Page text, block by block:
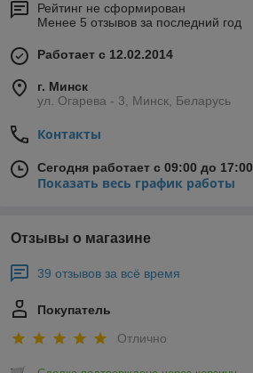
Рейтинг не сформирован
Менее 5 отзывов за последний год
Работает с 12.02.2014
г. Минск
ул. Огарева - 3, Минск, Беларусь
Контакты
Сегодня работает с 09:00 до 17:00
Показать весь график работы
Отзывы о магазине
39 отзывов за всё время
Покупатель
Отлично